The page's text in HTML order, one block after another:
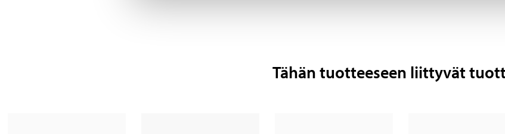
Tähän tuotteeseen liittyvät